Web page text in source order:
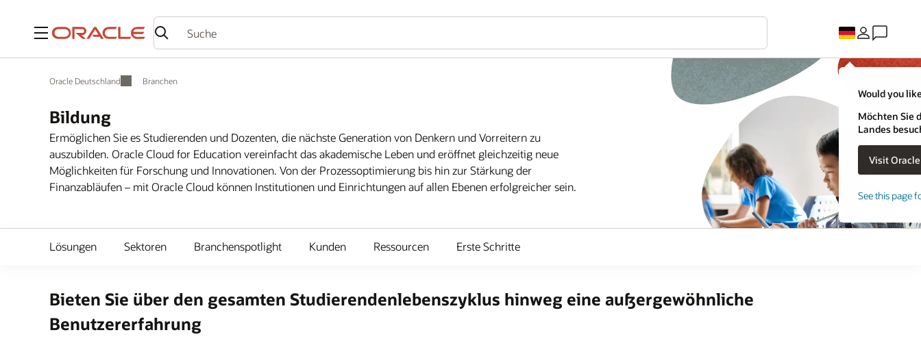
Menü
Would you
Möchten Sie
Landes
See this page
Oracle Deutschland Branchen
Bildung
Ermöglichen Sie es Studierenden und Dozenten, die nächste Generation von Denkern und Vorreitern zu
auszubilden. Oracle Cloud for Education vereinfacht das akademische Leben und eröffnet gleichzeitig neue
Möglichkeiten für Forschung und Innovationen. Von der Prozessoptimierung bis hin zur Stärkung der
Finanzabläufen – mit Oracle Cloud können Institutionen und Einrichtungen auf allen Ebenen erfolgreicher sein.
Lösungen Sektoren Branchenspotlight Kunden Ressourcen Erste Schritte
Bieten Sie über den gesamten Studierendenlebenszyklus hinweg eine außergewöhnliche
Benutzererfahrung